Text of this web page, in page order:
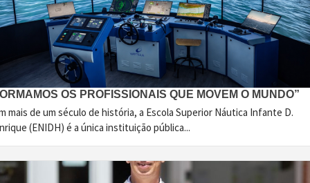
OS PROFISSIONAIS QUE MOVEM O MUNDO”
mais de um século de história, a Escola Superior Náutica Infante D.
(ENIDH) é a única instituição pública...